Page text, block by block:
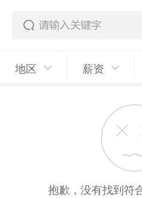
地区 薪资
抱歉，没有找到符